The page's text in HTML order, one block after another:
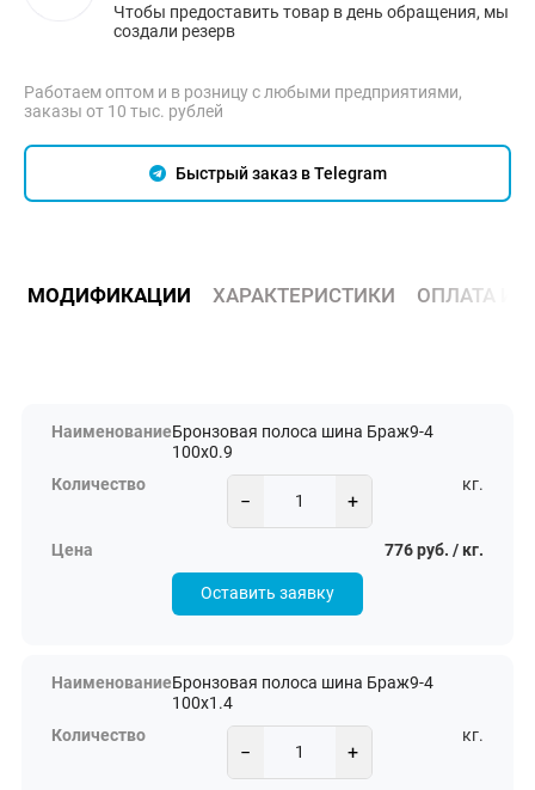
Чтобы предоставить товар в день обращения, мы
создали резерв
Работаем оптом и в розницу с любыми предприятиями,
заказы от 10 тыс. рублей
Быстрый заказ в Telegram
МОДИФИКАЦИИ ХАРАКТЕРИСТИКИ ОПЛАТА И
Бронзовая полоса шина Браж9-4
100х0.9
− +
кг.
776 руб. / кг.
Оставить заявку
Бронзовая полоса шина Браж9-4
100х1.4
− +
кг.